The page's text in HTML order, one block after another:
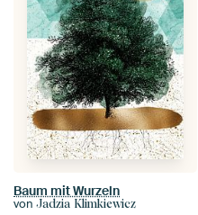
Baum mit Wurzeln
von Jadzia Klimkiewicz